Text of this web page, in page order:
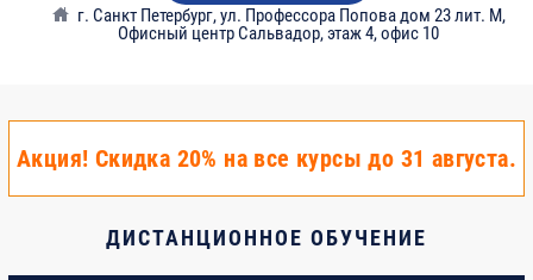
г. Санкт Петербург,ул. Профессора Попова дом 23 лит. М,
Офисный центр Сальвадор, этаж 4, офис 10
Акция! Скидка 20% на все курсы до 31 августа.
ДИСТАНЦИОННОЕ ОБУЧЕНИЕ